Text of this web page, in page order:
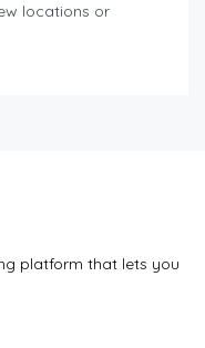
locations or
platform that lets you